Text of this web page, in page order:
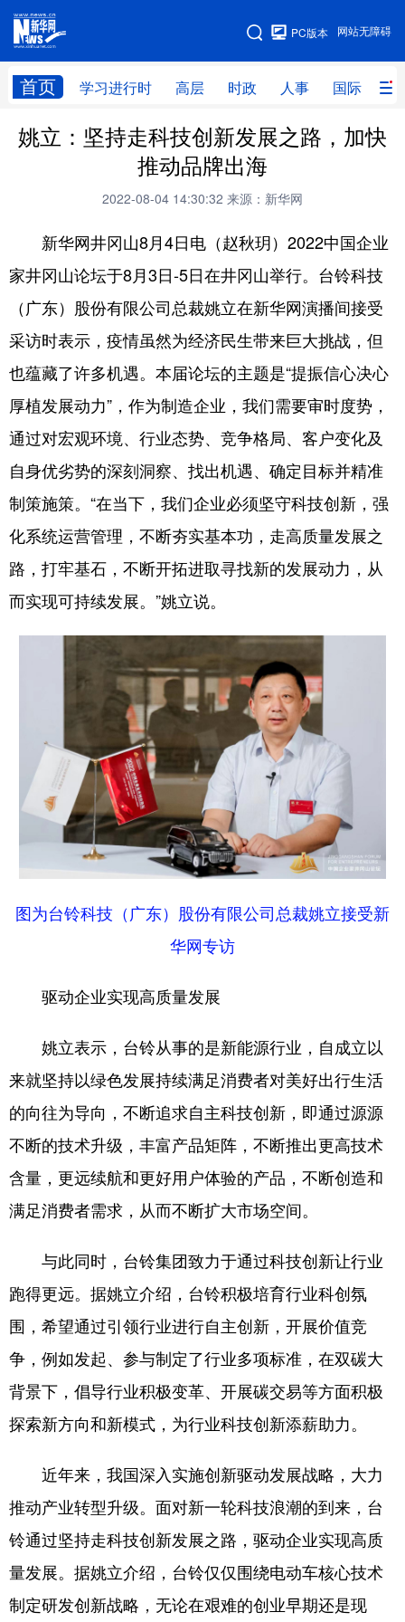
网站无障碍
PC版本
首页 学习进行时 高层 时政 人事 国际 财
网站地图
学习进行时 高层 时政 人事
财经 网评
科技 科创 量子 体育
文化 书画 健康 军事
法律 中央文件 金融 汽车
食品 人居 信息化 数字经济
学术中国 乡村振兴 银龄 溯源中国
城市 旅游 能源 会展
彩票 娱乐 时尚 悦读
文化产业
天津 河北
吉林 上海
浙江 安徽 福建
山东 河南 湖南
广西 海南 重庆
English Español Français عربى
Русский язык 日本語 한국어
Deutsch Português
姚立：坚持走科技创新发展之路，加快
推动品牌出海
2022-08-04 14:30:32 来源：新华网
新华网井冈山8月4日电（赵秋玥）2022中国企业
家井冈山论坛于8月3日-5日在井冈山举行。台铃科技
（广东）股份有限公司总裁姚立在新华网演播间接受
采访时表示，疫情虽然为经济民生带来巨大挑战，但
也蕴藏了许多机遇。本届论坛的主题是“提振信心决心
厚植发展动力”，作为制造企业，我们需要审时度势，
通过对宏观环境、行业态势、竞争格局、客户变化及
自身优劣势的深刻洞察、找出机遇、确定目标并精准
制策施策。“在当下，我们企业必须坚守科技创新，强
化系统运营管理，不断夯实基本功，走高质量发展之
路，打牢基石，不断开拓进取寻找新的发展动力，从
而实现可持续发展。”姚立说。
图为台铃科技（广东）股份有限公司总裁姚立接受新
华网专访
驱动企业实现高质量发展
姚立表示，台铃从事的是新能源行业，自成立以
来就坚持以绿色发展持续满足消费者对美好出行生活
的向往为导向，不断追求自主科技创新，即通过源源
不断的技术升级，丰富产品矩阵，不断推出更高技术
含量，更远续航和更好用户体验的产品，不断创造和
满足消费者需求，从而不断扩大市场空间。
与此同时，台铃集团致力于通过科技创新让行业
跑得更远。据姚立介绍，台铃积极培育行业科创氛
围，希望通过引领行业进行自主创新，开展价值竞
争，例如发起、参与制定了行业多项标准，在双碳大
背景下，倡导行业积极变革、开展碳交易等方面积极
探索新方向和新模式，为行业科技创新添薪助力。
近年来，我国深入实施创新驱动发展战略，大力
推动产业转型升级。面对新一轮科技浪潮的到来，台
铃通过坚持走科技创新发展之路，驱动企业实现高质
量发展。据姚立介绍，台铃仅仅围绕电动车核心技术
制定研发创新战略，无论在艰难的创业早期还是现